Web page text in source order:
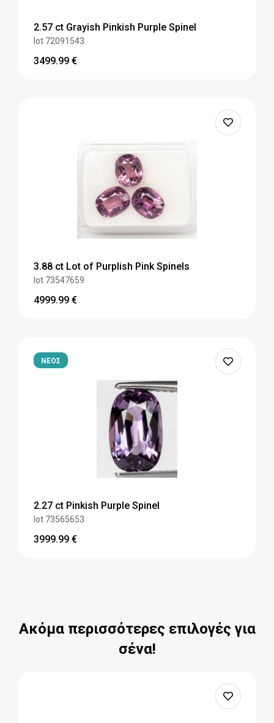
2.57 ct Grayish Pinkish Purple Spinel
lot 72091543
3499.99 €
3.88 ct Lot of Purplish Pink Spinels
lot 73547659
4999.99 €
ΝΕΟΣ
2.27 ct Pinkish Purple Spinel
lot 73565653
3999.99 €
Ακόμα περισσότερες επιλογές για
σένα!